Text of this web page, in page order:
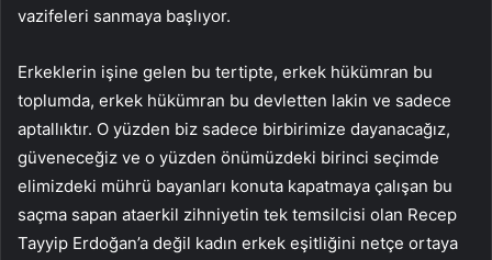
vazifeleri sanmaya başlıyor.
Erkeklerin işine gelen bu tertipte, erkek hükümran bu
toplumda, erkek hükümran bu devletten lakin ve sadece
aptallıktır. O yüzden biz sadece birbirimize dayanacağız,
güveneceğiz ve o yüzden önümüzdeki birinci seçimde
elimizdeki mührü bayanları konuta kapatmaya çalışan bu
saçma sapan ataerkil zihniyetin tek temsilcisi olan Recep
Tayyip Erdoğan’a değil kadın erkek eşitliğini netçe ortaya